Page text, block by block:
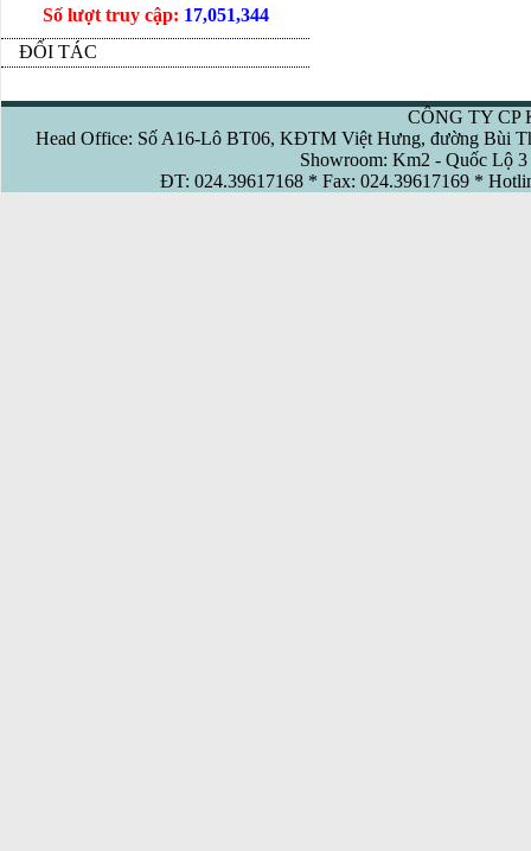
Số lượt truy cập: 17,051,344
ĐỐI TÁC
CÔNG TY CP
Head Office: Số A16-Lô BT06, KĐTM Việt Hưng, đường Bùi
Showroom: Km2 - Quốc Lộ
ĐT: 024.39617168 * Fax: 024.39617169 *